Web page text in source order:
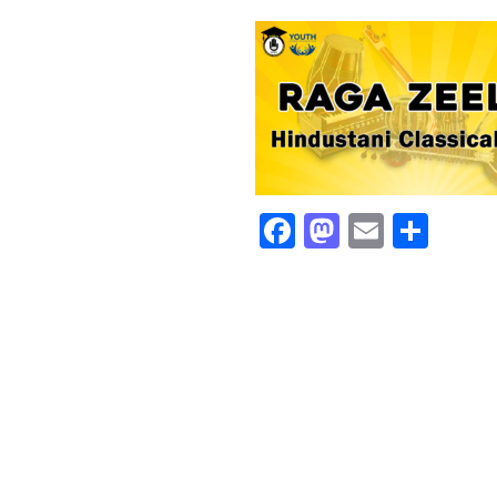
Facebook
Mastodon
Email